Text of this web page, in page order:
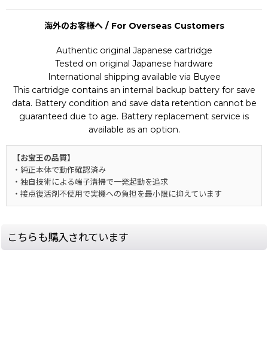
海外のお客様へ / For Overseas Customers
Authentic original Japanese cartridge
Tested on original Japanese hardware
International shipping available via Buyee
This cartridge contains an internal backup battery for save
data. Battery condition and save data retention cannot be
guaranteed due to age. Battery replacement service is
available as an option.
【お宝王の品質】
・純正本体で動作確認済み
・独自技術による端子清掃で一発起動を追求
・接点復活剤不使用で実機への負担を最小限に抑えています
こちらも購入されています